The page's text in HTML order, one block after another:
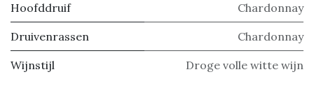
Hoofddruif Chardonnay
Druivenrassen Chardonnay
Wijnstijl Droge volle witte wijn